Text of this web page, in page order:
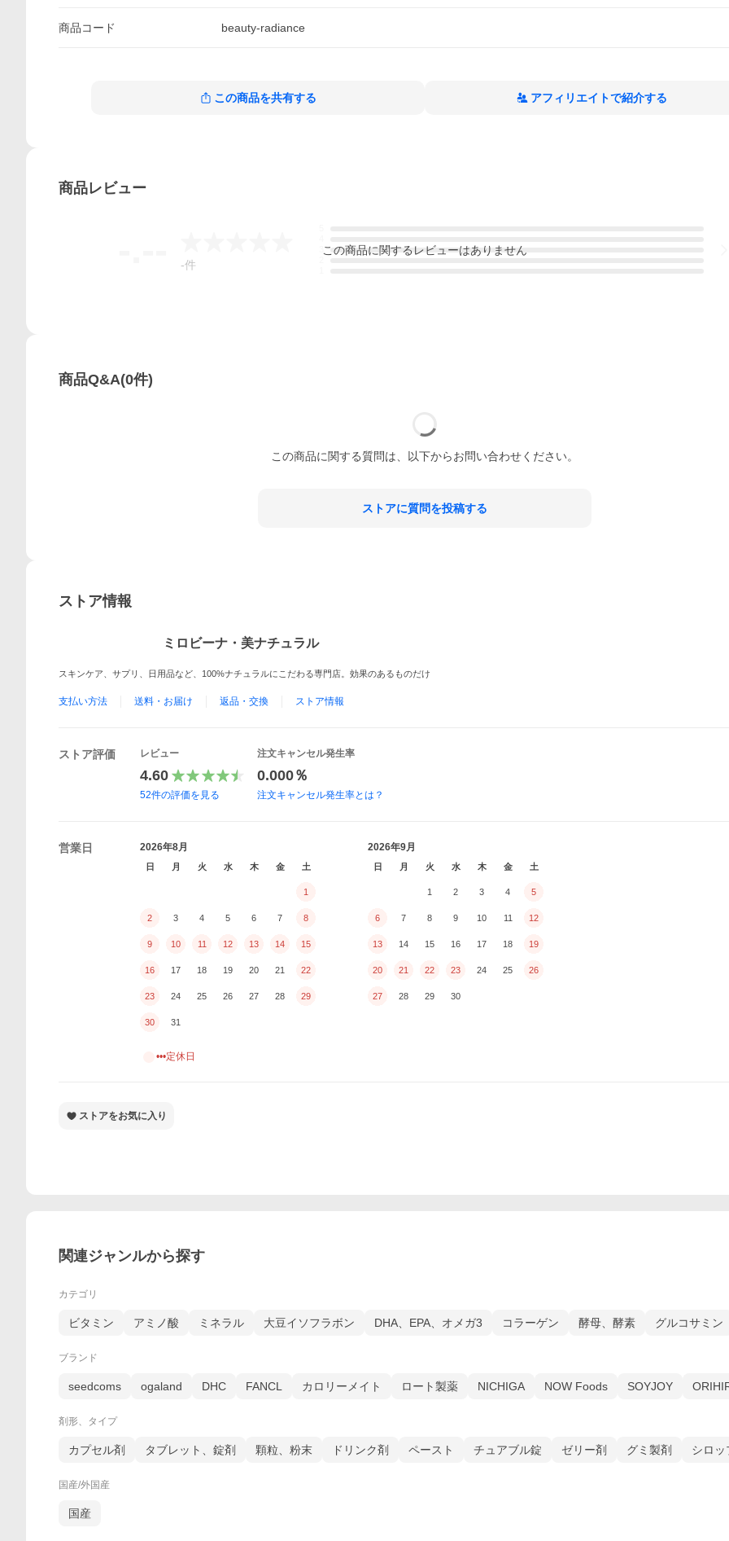
商品コード beauty-radiance
この商品を共有する アフィリエイトで紹介する
商品レビュー
-件
この商品に関するレビューはありません
商品Q&A(0件)
この商品に関する質問は、以下からお問い合わせください。
ストアに質問を投稿する
ストア情報
ミロビーナ・美ナチュラル
スキンケア、サプリ、日用品など、100%ナチュラルにこだわる専門店。効果のあるものだけ
支払い方法 送料・お届け 返品・交換 ストア情報
ストア評価 レビュー
4.60
52件の評価を見る
注文キャンセル発生率
0.000％
注文キャンセル発生率とは？
営業日 2026年8月
日 月 火 水 木 金 土
1
2 3 4 5 6 7 8
9 10 11 12 13 14 15
16 17 18 19 20 21 22
23 24 25 26 27 28 29
30 31
2026年9月
日 月 火 水 木 金 土
1 2 3 4 5
6 7 8 9 10 11 12
13 14 15 16 17 18 19
20 21 22 23 24 25 26
27 28 29 30
•••定休日
ストアをお気に入り
関連ジャンルから探す
カテゴリ
ビタミン アミノ酸 ミネラル 大豆イソフラボン DHA、EPA、オメガ3 コラーゲン 酵母、酵素 グルコサミン
ブランド
seedcoms ogaland DHC FANCL カロリーメイト ロート製薬 NICHIGA NOW Foods SOYJOY
剤形、タイプ
カプセル剤 タブレット、錠剤 顆粒、粉末 ドリンク剤 ペースト チュアブル錠 ゼリー剤 グミ製剤 シロッ
国産/外国産
国産